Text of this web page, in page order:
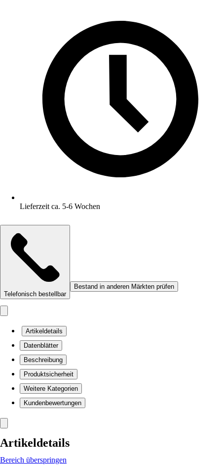
Lieferzeit ca. 5-6 Wochen
Telefonisch bestellbar
Bestand in anderen Märkten prüfen
Artikeldetails
Datenblätter
Beschreibung
Produktsicherheit
Weitere Kategorien
Kundenbewertungen
Artikeldetails
Bereich überspringen